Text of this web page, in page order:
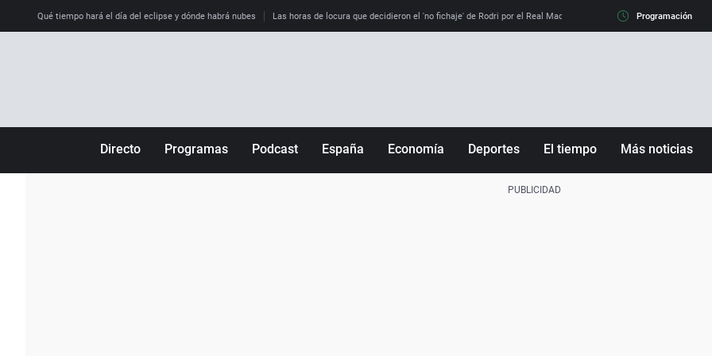
Qué tiempo hará el día del eclipse y dónde habrá nubes Las horas de locura que decidieron el 'no fichaje' de Rodri por el Real Madrid y su 'sí' al Barça La llamada
Programación
Directo Programas Podcast España Economía Deportes El tiempo Más noticias